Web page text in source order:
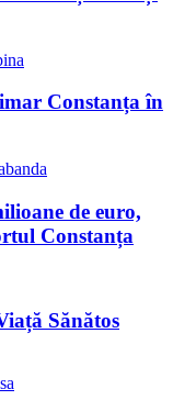
Constanța în
de euro,
Constanța
Sănătos